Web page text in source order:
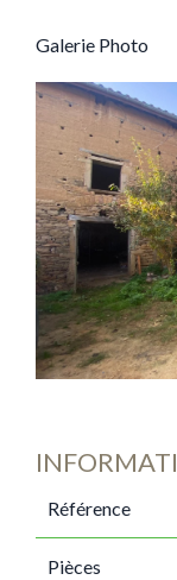
Galerie Photo
Référence
Pièces